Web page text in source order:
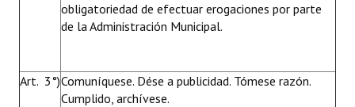
obligatoriedad de efectuar erogaciones por parte
de la Administración Municipal.
Art. 3°)Comuníquese. Dése a publicidad. Tómese razón.
Cumplido, archívese.